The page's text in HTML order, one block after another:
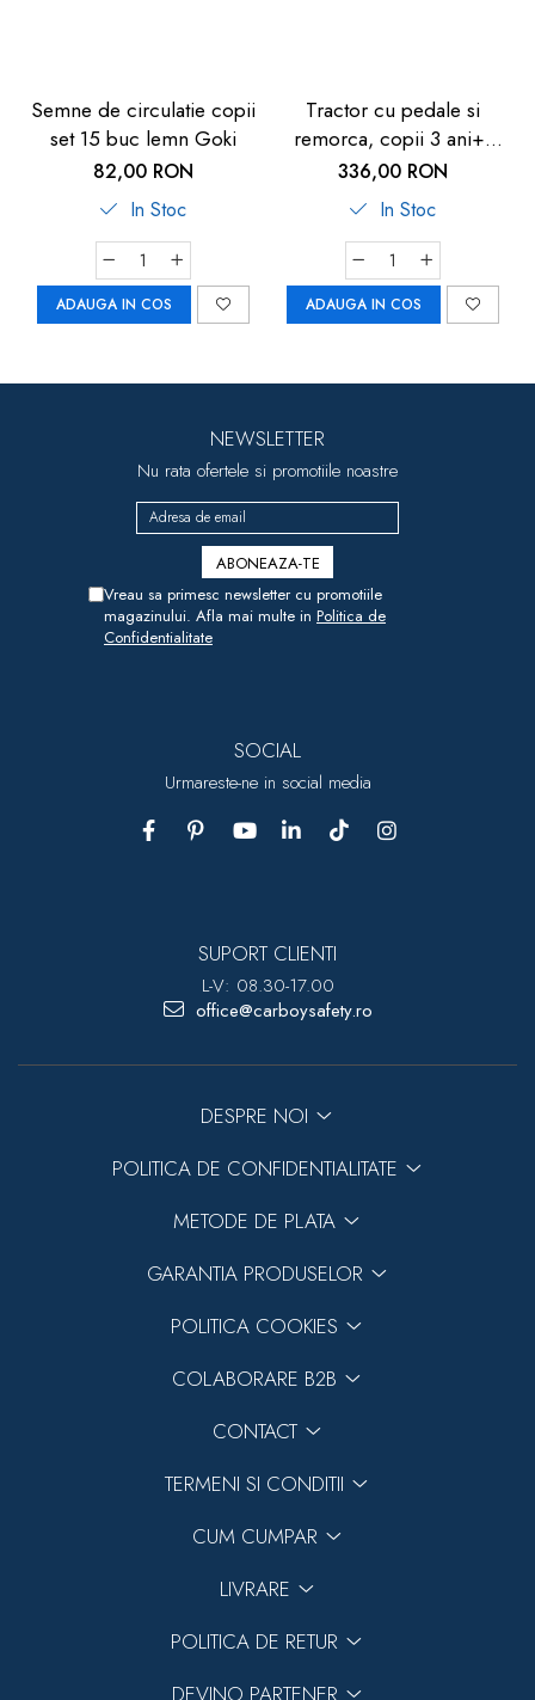
Semne de circulatie copii
set 15 buc lemn Goki
82,00 RON
In Stoc
ADAUGA IN COS
Tractor cu pedale si
remorca, copii 3 ani+,
rosu, Pilsan Active
336,00 RON
In Stoc
ADAUGA IN COS
NEWSLETTER
Nu rata ofertele si promotiile noastre
Vreau sa primesc newsletter cu promotiile
magazinului. Afla mai multe in Politica de
Confidentialitate
SOCIAL
Urmareste-ne in social media
SUPORT CLIENTI
L-V: 08.30-17.00
office@carboysafety.ro
DESPRE NOI
POLITICA DE CONFIDENTIALITATE
METODE DE PLATA
GARANTIA PRODUSELOR
POLITICA COOKIES
COLABORARE B2B
CONTACT
TERMENI SI CONDITII
CUM CUMPAR
LIVRARE
POLITICA DE RETUR
DEVINO PARTENER